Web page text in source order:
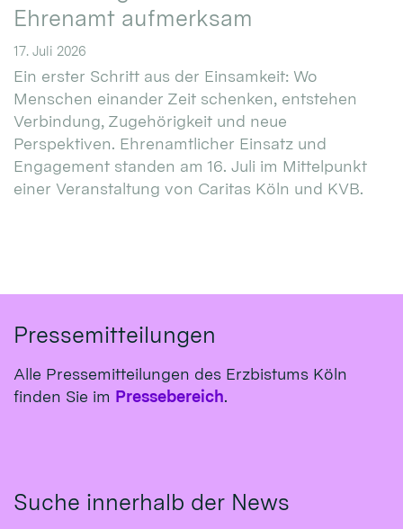
Ehrenamt aufmerksam
17. Juli 2026
Ein erster Schritt aus der Einsamkeit: Wo
Menschen einander Zeit schenken, entstehen
Verbindung, Zugehörigkeit und neue
Perspektiven. Ehrenamtlicher Einsatz und
Engagement standen am 16. Juli im Mittelpunkt
einer Veranstaltung von Caritas Köln und KVB.
Pressemitteilungen
Alle Pressemitteilungen des Erzbistums Köln
finden Sie im Pressebereich.
Suche innerhalb der News